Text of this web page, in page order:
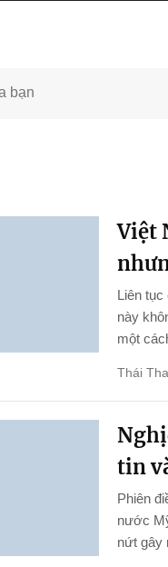
Việt
Liên
này
một
Thái
tin
Phiên
nước
nứt gây